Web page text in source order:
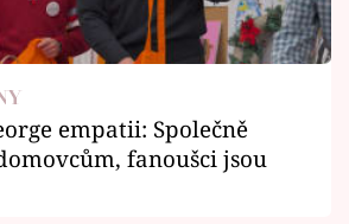
empatii: Společně
fanoušci jsou